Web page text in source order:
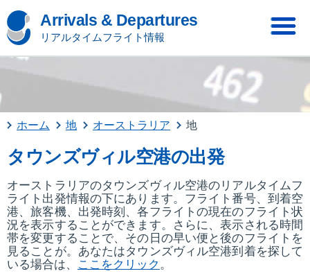
Arrivals & Departures
リアルタイムフライト情報
ホーム 地 オーストラリア 地
タウンズヴィル空港の出発
オーストラリアのタウンズヴィル空港のリアルタイムフ
ライト出発情報の下にあります。フライト番号、到着空
港、旅客機、出発時刻、各フライトの現在のフライト状
況を表示することができます。さらに、表示される時間
帯を変更することで、その日の早い便と後のフライトを
見ることが。あなたはタウンズヴィル空港到着を探して
いる場合は、
ここをクリック 。